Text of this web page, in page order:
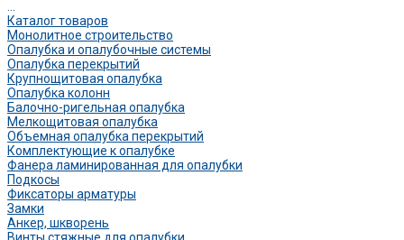
Каталог товаров
Монолитное строительство
Опалубка и опалубочные системы
Опалубка перекрытий
Крупнощитовая опалубка
Опалубка колонн
Балочно-ригельная опалубка
Мелкощитовая опалубка
Объемная опалубка перекрытий
Комплектующие к опалубке
Фанера ламинированная для опалубки
Подкосы
Фиксаторы арматуры
Замки
Анкер, шкворень
Винты стяжные для опалубки